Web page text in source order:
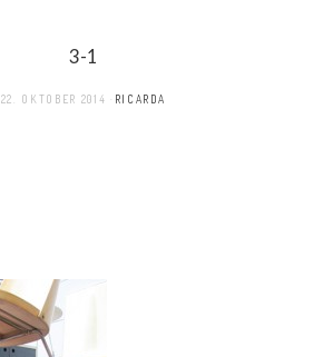
3-1
22. OKTOBER 2014 RICARDA